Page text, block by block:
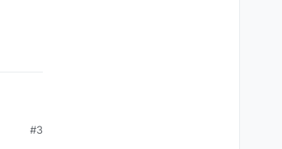
#3